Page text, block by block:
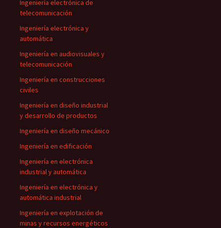
Ingeniería electrónica de
telecomunicación
Ingeniería electrónica y
automática
Ingeniería en audiovisuales y
telecomunicación
Ingeniería en construcciones
civiles
Ingeniería en diseño industrial
y desarrollo de productos
Ingeniería en diseño mecánico
Ingeniería en edificación
Ingeniería en electrónica
industrial y automática
Ingeniería en electrónica y
automática industrial
Ingeniería en explotación de
minas y recursos energéticos